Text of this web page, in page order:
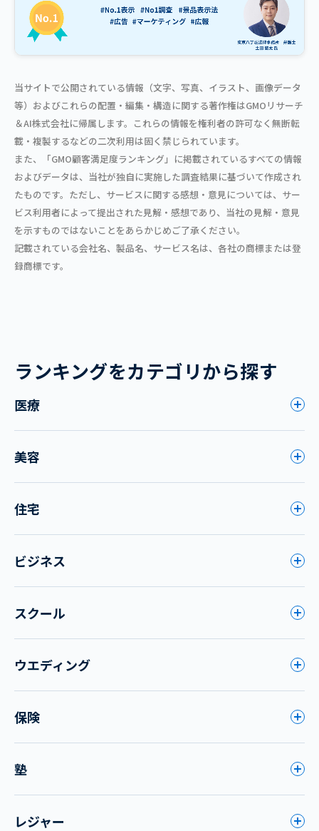
当サイトで公開されている情報（文字、写真、イラスト、画像データ
等）およびこれらの配置・編集・構造に関する著作権はGMOリサーチ
＆AI株式会社に帰属します。これらの情報を権利者の許可なく無断転
載・複製するなどの二次利用は固く禁じられています。
また、「GMO顧客満足度ランキング」に掲載されているすべての情報
およびデータは、当社が独自に実施した調査結果に基づいて作成され
たものです。ただし、サービスに関する感想・意見については、サー
ビス利用者によって提出された見解・感想であり、当社の見解・意見
を示すものではないことをあらかじめご了承ください。
記載されている会社名、製品名、サービス名は、各社の商標または登
録商標です。
ランキングをカテゴリから探す
医療
美容
住宅
ビジネス
スクール
ウエディング
保険
塾
レジャー